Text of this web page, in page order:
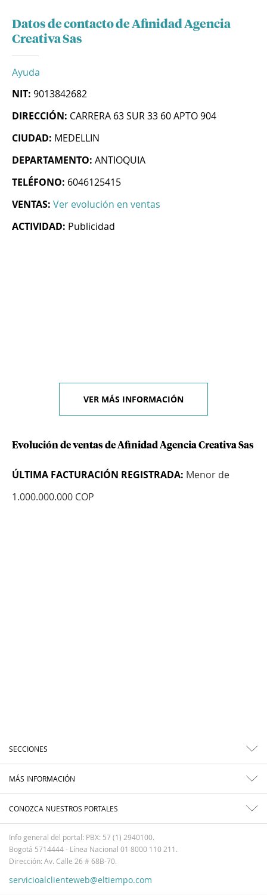
Datos de contacto de Afinidad Agencia
Creativa Sas
Ayuda
NIT: 9013842682
DIRECCIÓN: CARRERA 63 SUR 33 60 APTO 904
CIUDAD: MEDELLIN
DEPARTAMENTO: ANTIOQUIA
TELÉFONO: 6046125415
VENTAS: Ver evolución en ventas
ACTIVIDAD: Publicidad
VER MÁS INFORMACIÓN
Evolución de ventas de Afinidad Agencia Creativa Sas
ÚLTIMA FACTURACIÓN REGISTRADA: Menor de
1.000.000.000 COP
SECCIONES
MÁS INFORMACIÓN
CONOZCA NUESTROS PORTALES
Info general del portal: PBX: 57 (1) 2940100.
Bogotá 5714444 - Línea Nacional 01 8000 110 211.
Dirección: Av. Calle 26 # 68B-70.
servicioalclienteweb@eltiempo.com